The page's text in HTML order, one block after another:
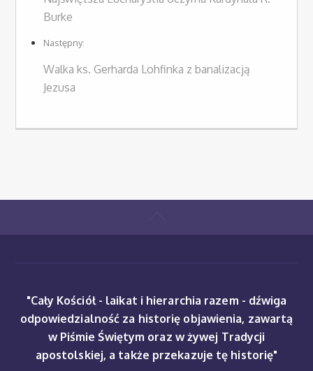
Burke
Następny:
Walka ks. Gerharda Lohfinka z banalizacją
Jezusa
"Cały Kościół - laikat i hierarchia razem - dźwiga
odpowiedzialność za historię objawienia, zawartą
w Piśmie Świętym oraz w żywej Tradycji
apostolskiej, a także przekazuje tę historię"